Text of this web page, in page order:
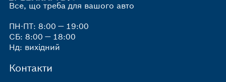
Все, що треба для вашого авто
ПН-ПТ: 8:00 — 19:00
СБ: 8:00 — 18:00
Нд: вихідний
Контакти